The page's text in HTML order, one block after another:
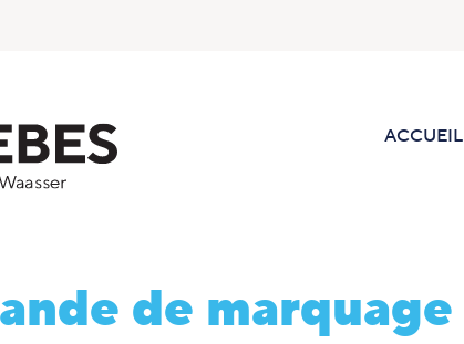
ACCUEIL
de marquage